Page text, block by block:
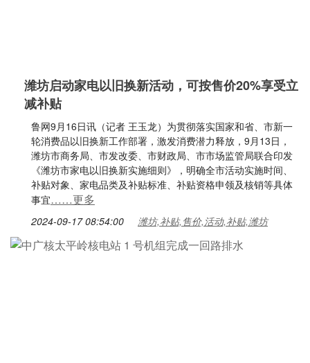
潍坊启动家电以旧换新活动，可按售价20%享受立
减补贴
鲁网9月16日讯（记者 王玉龙）为贯彻落实国家和省、市新一
轮消费品以旧换新工作部署，激发消费潜力释放，9月13日，
潍坊市商务局、市发改委、市财政局、市市场监管局联合印发
《潍坊市家电以旧换新实施细则》，明确全市活动实施时间、
补贴对象、家电品类及补贴标准、补贴资格申领及核销等具体
事宜……更多
2024-09-17 08:54:00 潍坊,补贴,售价,活动,补贴,潍坊